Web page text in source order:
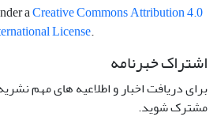
aCreative Commons Attribution 4.0
License.
اشتراک خبرنامه
برای دریافت اخبار و اطلاعیه های مهم
مشترک شوید.